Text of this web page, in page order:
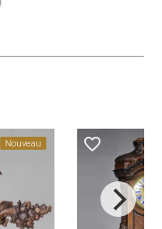
Nouveau favorite_border